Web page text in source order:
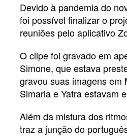
Devido à pandemia do
foi possível finalizar o
reuniões pelo aplicativo
O clipe foi gravado em
Simone, que estava
gravou suas imagens em
Simaria e Yatra estavam
Além da mistura dos
traz a junção do